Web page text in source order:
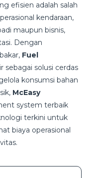
efisien adalah salah
kendaraan,
maupun bisnis,
Dengan
Fuel
sebagai solusi cerdas
konsumsi bahan
McEasy
system terbaik
terkini untuk
biaya operasional